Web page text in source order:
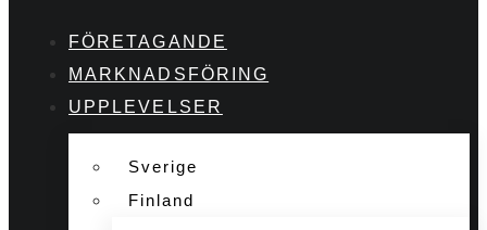
FÖRETAGANDE
MARKNADSFÖRING
UPPLEVELSER
Sverige
Finland